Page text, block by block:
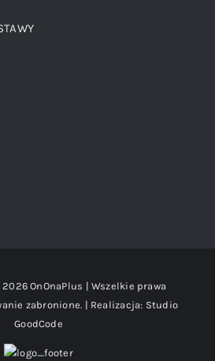
2026 OnOnaPlus | Wszelkie prawa
zabronione. | Realizacja: Studio
GoodCode